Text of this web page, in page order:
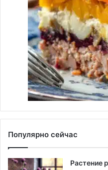
Популярно сейчас
Растение